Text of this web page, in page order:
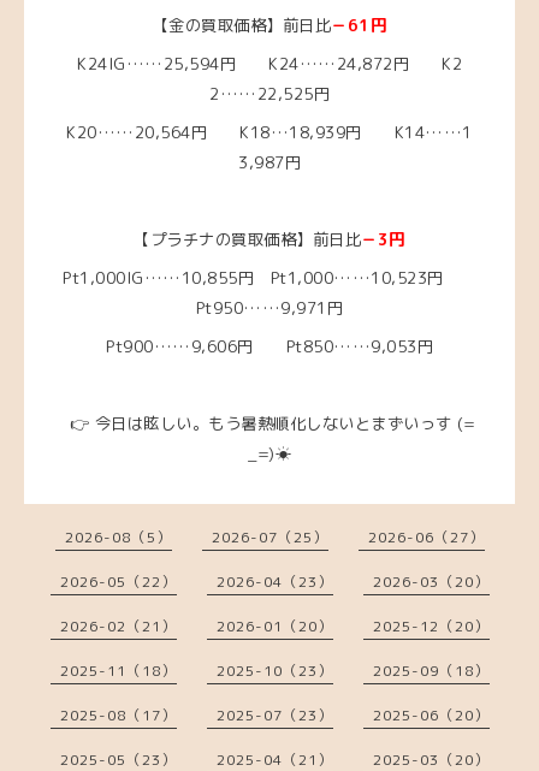
【金の買取価格】前日比－61円
K24IG……25,594円 K24……24,872円 K2
2……22,525円
K20……20,564円 K18…18,939円 K14……1
3,987円
【プラチナの買取価格】前日比－3円
Pt1,000IG……10,855円 Pt1,000……10,523円
Pt950……9,971 円
Pt900……9,606円 Pt850……9,053円
👉 今日は眩しい。もう暑熱順化しないとまずいっす (=
_=)☀
2026-08（5） 2026-07（25） 2026-06（27）
2026-05（22） 2026-04（23） 2026-03（20）
2026-02（21） 2026-01（20） 2025-12（20）
2025-11（18） 2025-10（23） 2025-09（18）
2025-08（17） 2025-07（23） 2025-06（20）
2025-05（23） 2025-04（21） 2025-03（20）